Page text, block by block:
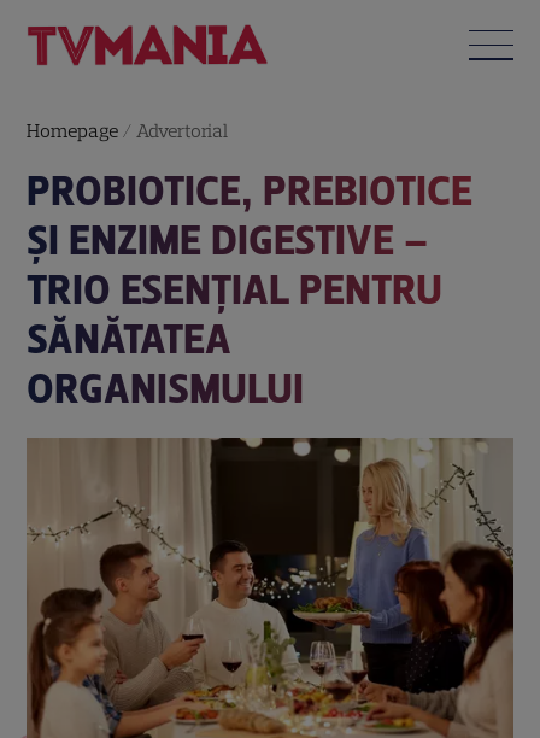
Homepage / Advertorial
PROBIOTICE, PREBIOTICE
ȘI ENZIME DIGESTIVE –
TRIO ESENȚIAL PENTRU
SĂNĂTATEA
ORGANISMULUI